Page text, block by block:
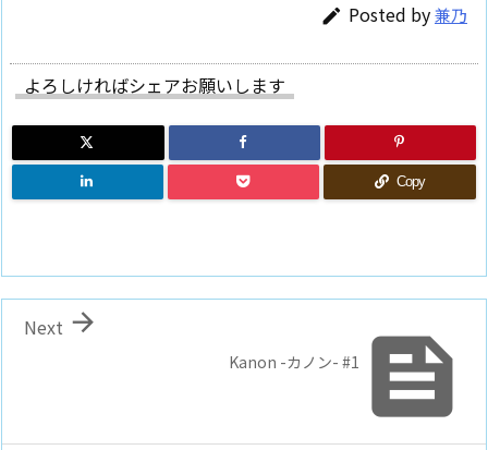
 Posted by兼乃
よろしければシェアお願いします
Copy

Kanon -カノン- #1

Next